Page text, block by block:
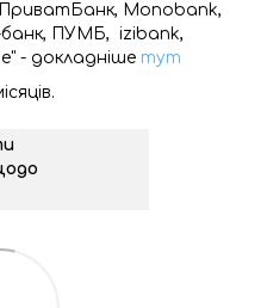
Monobank,
банк, ПУМБ, izibank,
- докладніше тут